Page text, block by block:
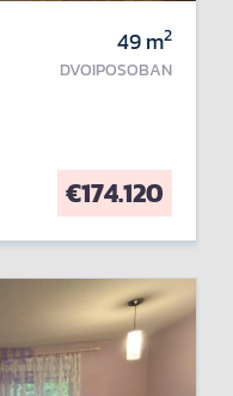
49m2
DVOIPOSOBAN
€174.120